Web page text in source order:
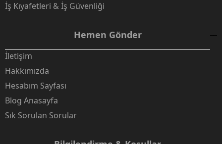
İş Kıyafetleri & İş Güvenliği
Hemen Gönder
İletişim
Hakkımızda
Hesabım Sayfası
Blog Anasayfa
Sık Sorulan Sorular